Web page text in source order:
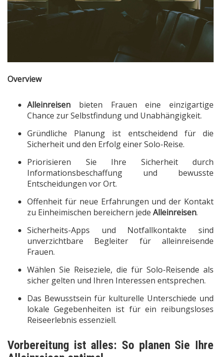
Overview
Alleinreisen bieten Frauen eine einzigartige
Chance zur Selbstfindung und Unabhängigkeit.
Gründliche Planung ist entscheidend für die
Sicherheit und den Erfolg einer Solo-Reise.
Priorisieren Sie Ihre Sicherheit durch
Informationsbeschaffung und bewusste
Entscheidungen vor Ort.
Offenheit für neue Erfahrungen und der Kontakt
zu Einheimischen bereichern jede Alleinreisen.
Sicherheits-Apps und Notfallkontakte sind
unverzichtbare Begleiter für alleinreisende
Frauen.
Wählen Sie Reiseziele, die für Solo-Reisende als
sicher gelten und Ihren Interessen entsprechen.
Das Bewusstsein für kulturelle Unterschiede und
lokale Gegebenheiten ist für ein reibungsloses
Reiseerlebnis essenziell.
Vorbereitung ist alles: So planen Sie Ihre